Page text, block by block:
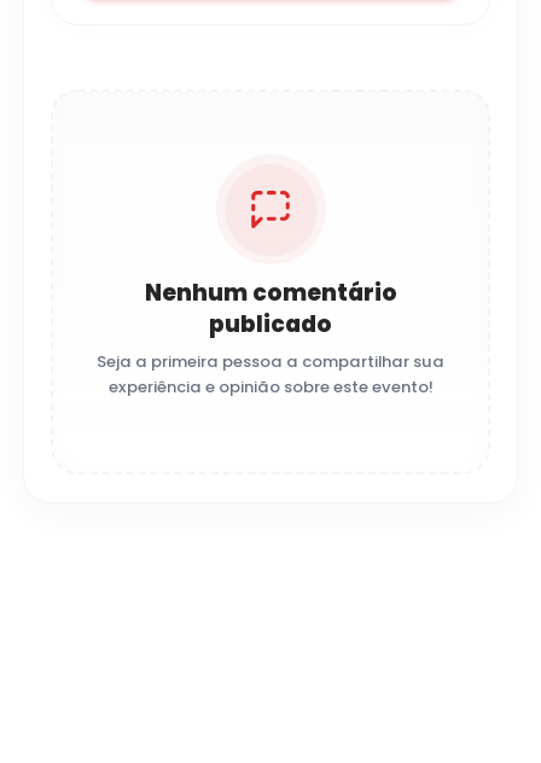
Nenhum comentário
publicado
Seja a primeira pessoa a compartilhar sua
experiência e opinião sobre este evento!